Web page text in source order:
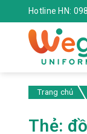
Hotline HN:
Trang chủ
Thẻ: